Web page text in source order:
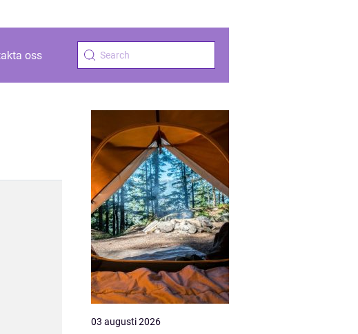
oss
03 augusti 2026